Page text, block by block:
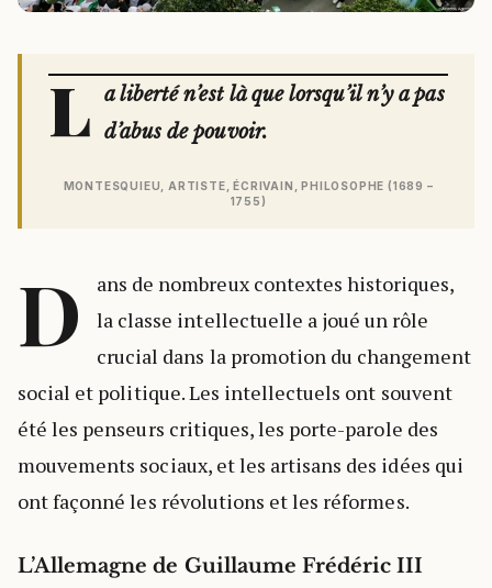
L a liberté n’est là que lorsqu’il n’y a pas
d’abus de pouvoir.
MONTESQUIEU, ARTISTE, ÉCRIVAIN, PHILOSOPHE (1689 –
1755)
D
ans de nombreux contextes historiques,
la classe intellectuelle a joué un rôle
crucial dans la promotion du changement
social et politique. Les intellectuels ont souvent
été les penseurs critiques, les porte-parole des
mouvements sociaux, et les artisans des idées qui
ont façonné les révolutions et les réformes.
L’Allemagne de Guillaume Frédéric III